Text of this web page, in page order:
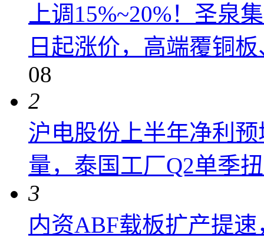
上调15%~20%！圣泉
日起涨价，高端覆铜
08
2
沪电股份上半年净利
量，泰国工厂Q2单季
3
内资ABF载板扩产提